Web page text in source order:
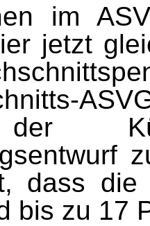
im
jetzt
der
dass
bis zu 17